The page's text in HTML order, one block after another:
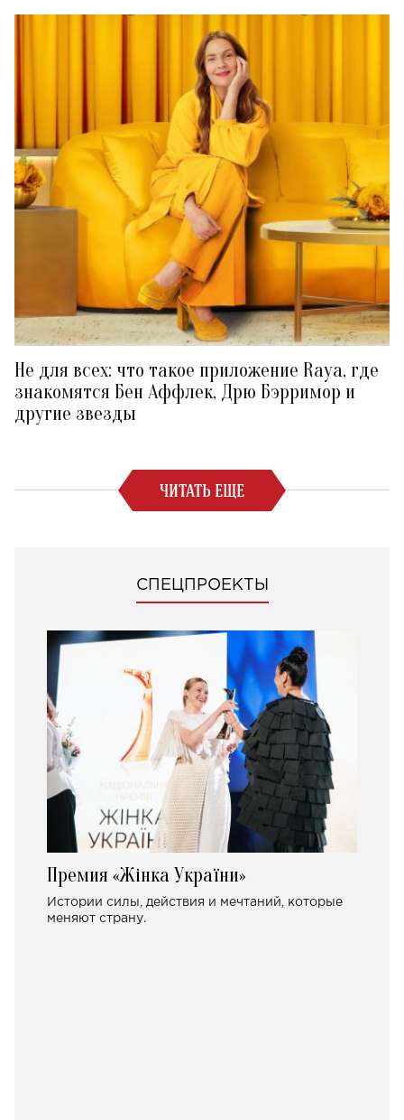
Не для всех: что такое приложение Raya, где
знакомятся Бен Аффлек, Дрю Бэрримор и
другие звезды
ЧИТАТЬ ЕЩЕ
СПЕЦПРОЕКТЫ
Премия «Жінка України»
Истории силы, действия и мечтаний, которые
меняют страну.